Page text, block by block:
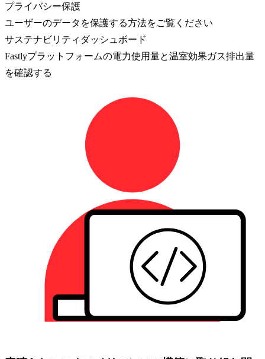
プライバシー保護
ユーザーのデータを保護する方法をご覧ください
サステナビリティダッシュボード
Fastlyプラットフォームの電力使用量と温室効果ガス排出量
を確認する